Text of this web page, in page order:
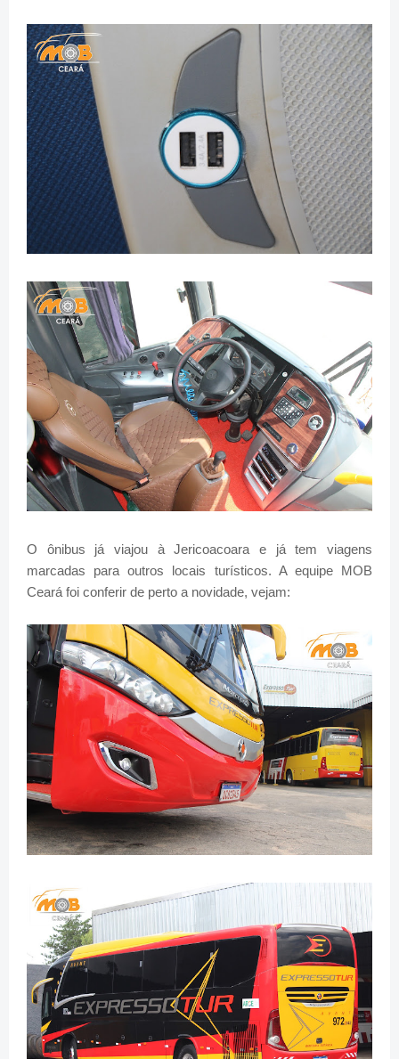
O ônibus já viajou à Jericoacoara e já tem viagens
marcadas para outros locais turísticos. A equipe MOB
Ceará foi conferir de perto a novidade, vejam: